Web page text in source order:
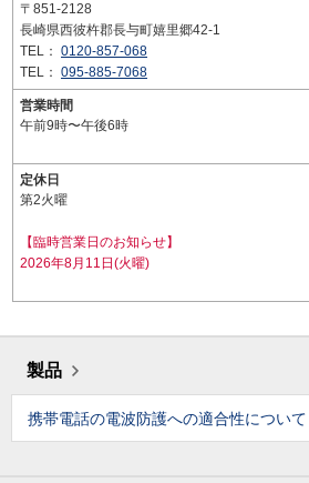
〒851-2128
長崎県西彼杵郡長与町嬉里郷42-1
TEL： 0120-857-068
TEL： 095-885-7068
営業時間
午前9時〜午後6時
定休日
第2火曜
【臨時営業日のお知らせ】
2026年8月11日(火曜)
製品
携帯電話の電波防護への適合性について